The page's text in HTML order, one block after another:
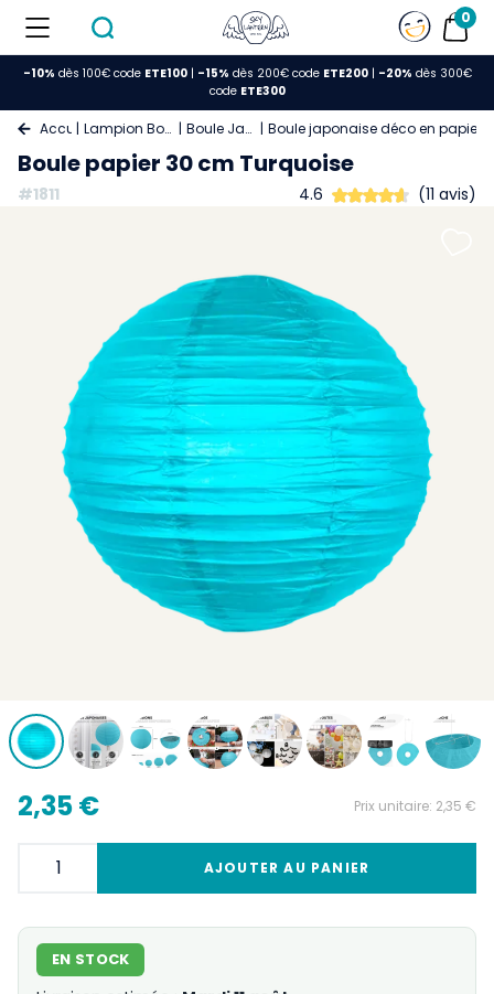
0
-10% dès 100€ code ETE100| -15% dès 200€ code ETE200| -20% dès 300€
code ETE300
Accueil Lampion Boule Papier Boule Japonaise Boule japonaise déco en papier
Boule papier 30 cm Turquoise
#1811 4.6 (11 avis)
2,35 € Prix unitaire: 2,35 €
AJOUTER AU PANIER
EN STOCK